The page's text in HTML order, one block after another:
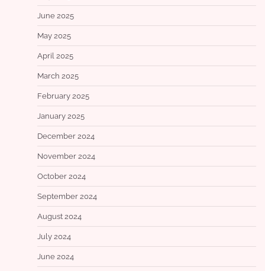
June 2025
May 2025
April 2025
March 2025
February 2025
January 2025
December 2024
November 2024
October 2024
September 2024
August 2024
July 2024
June 2024